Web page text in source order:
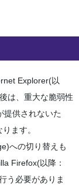
Explorer(以
は、重大な脆弱性
提供されないた
ます。
への切り替えも
Firefox(以降：
う必要がありま